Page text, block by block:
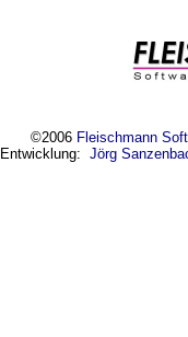
©2006 Fleischmann
Entwicklung: Jörg